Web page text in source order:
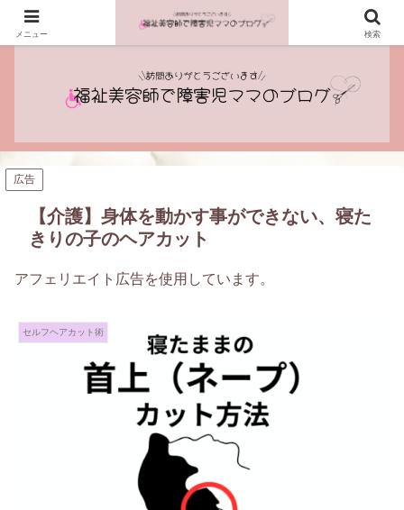
広告
【介護】身体を動かす事ができない、寝た
きりの子のヘアカット
アフェリエイト広告を使用しています。
セルフヘアカット術
メニュー 検索